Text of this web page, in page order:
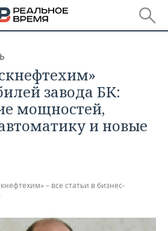
ПФО
завода БК:
мощностей,
и новые
– все статьи в бизнес-